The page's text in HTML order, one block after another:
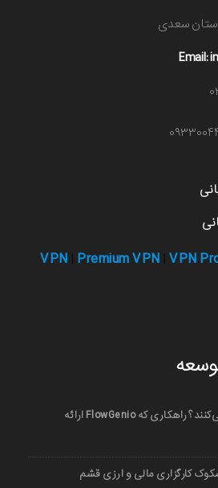
سعدی
Email:
VPN Premium VPN VPN
چرا بیشتر تریدرها رشد نمی‌کنند؟ راهکاری که FlowGenio ارائه
کارگزاری مالی و ارزی قشم